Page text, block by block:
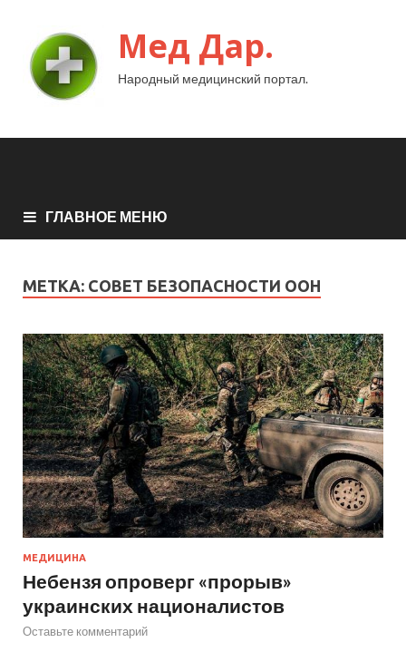
Мед Дар.
Народный медицинский портал.
ГЛАВНОЕ МЕНЮ
МЕТКА: СОВЕТ БЕЗОПАСНОСТИ ООН
МЕДИЦИНА
Небензя опроверг «прорыв»
украинских националистов
Оставьте комментарий